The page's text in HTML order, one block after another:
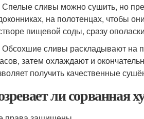
Спелые сливы можно сушить, но
на полотенцах, чтобы
пищевой соды, сразу
Обсохшие сливы раскладывают на
затем охлаждают и
получить качественные
ли сорванная